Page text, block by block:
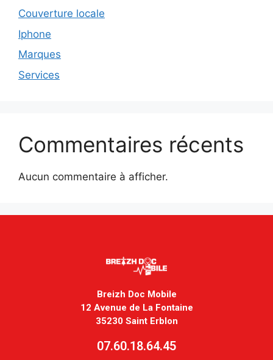
Couverture locale
Iphone
Marques
Services
Commentaires récents
Aucun commentaire à afficher.
Breizh Doc Mobile
12 Avenue de La Fontaine
35230 Saint Erblon
07.60.18.64.45